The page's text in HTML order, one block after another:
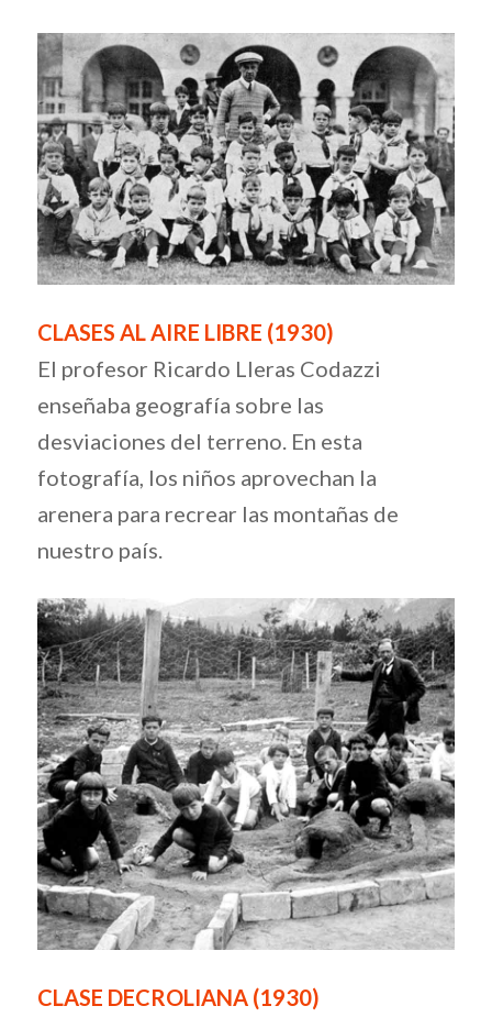
CLASES AL AIRE LIBRE (1930)
El profesor Ricardo Lleras Codazzi
enseñaba geografía sobre las
desviaciones del terreno. En esta
fotografía, los niños aprovechan la
arenera para recrear las montañas de
nuestro país.
CLASE DECROLIANA (1930)